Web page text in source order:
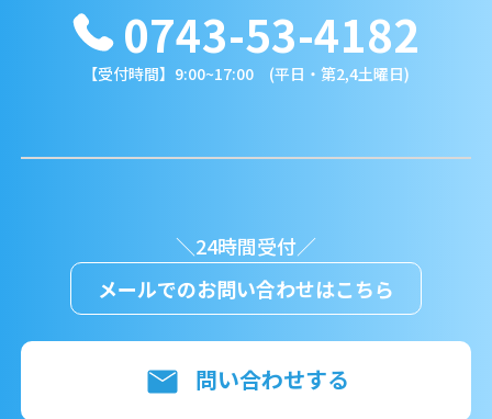
0743-53-4182
【受付時間】9:00~17:00 (平日・第2,4土曜日)
＼24時間受付／
メールでのお問い合わせはこちら
問い合わせする